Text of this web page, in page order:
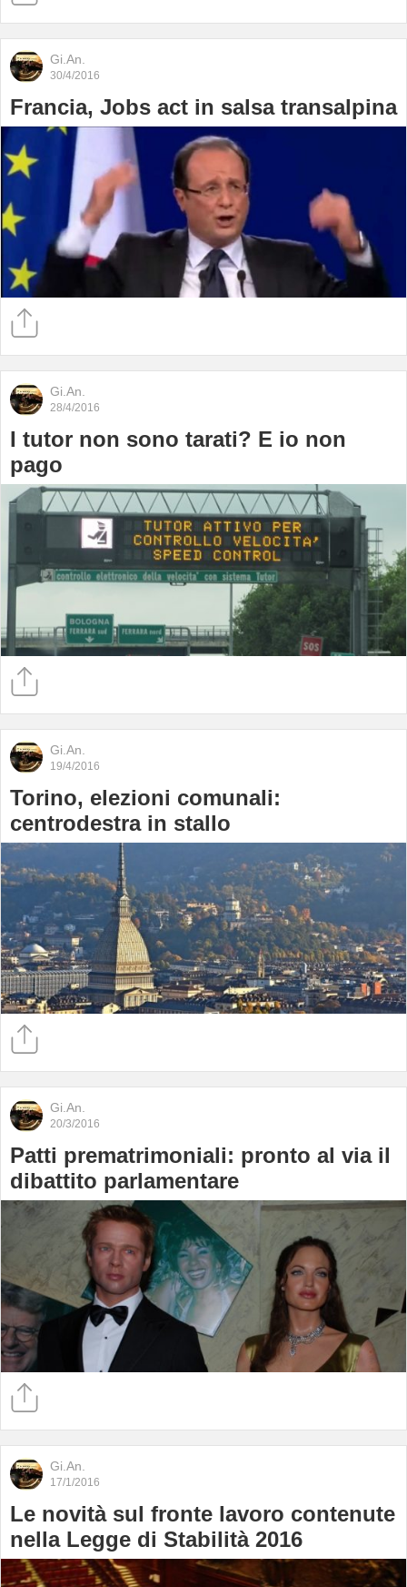
Gi.An.
30/4/2016
Francia, Jobs act in salsa transalpina
Gi.An.
28/4/2016
I tutor non sono tarati? E io non
pago
Gi.An.
19/4/2016
Torino, elezioni comunali:
centrodestra in stallo
Gi.An.
20/3/2016
Patti prematrimoniali: pronto al via il
dibattito parlamentare
Gi.An.
17/1/2016
Le novità sul fronte lavoro contenute
nella Legge di Stabilità 2016